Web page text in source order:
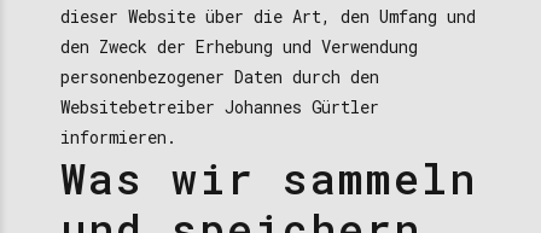
dieser Website über die Art, den Umfang und
den Zweck der Erhebung und Verwendung
personenbezogener Daten durch den
Websitebetreiber Johannes Gürtler
informieren.
Was wir sammeln